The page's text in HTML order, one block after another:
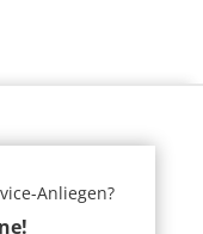
Anliegen?